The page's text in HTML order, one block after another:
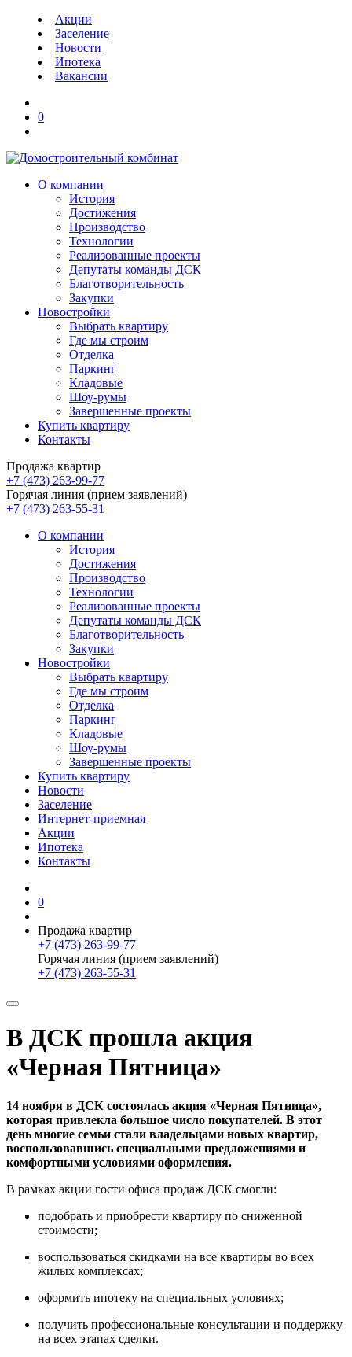
Акции
Заселение
Новости
Ипотека
Вакансии
0
О компании
История
Достижения
Производство
Технологии
Реализованные проекты
Депутаты команды ДСК
Благотворительность
Закупки
Новостройки
Выбрать квартиру
Где мы строим
Отделка
Паркинг
Кладовые
Шоу-румы
Завершенные проекты
Купить квартиру
Контакты
Продажа квартир
+7 (473) 263-99-77
Горячая линия (прием заявлений)
+7 (473) 263-55-31
О компании
История
Достижения
Производство
Технологии
Реализованные проекты
Депутаты команды ДСК
Благотворительность
Закупки
Новостройки
Выбрать квартиру
Где мы строим
Отделка
Паркинг
Кладовые
Шоу-румы
Завершенные проекты
Купить квартиру
Новости
Заселение
Интернет-приемная
Акции
Ипотека
Контакты
0
Продажа квартир
+7 (473) 263-99-77
Горячая линия (прием заявлений)
+7 (473) 263-55-31
В ДСК прошла акция
«Черная Пятница»
14 ноября в ДСК состоялась акция «Черная Пятница»,
которая привлекла большое число покупателей. В этот
день многие семьи стали владельцами новых квартир,
воспользовавшись специальными предложениями и
комфортными условиями оформления.
В рамках акции гости офиса продаж ДСК смогли:
подобрать и приобрести квартиру по сниженной
стоимости;
воспользоваться скидками на все квартиры во всех
жилых комплексах;
оформить ипотеку на специальных условиях;
получить профессиональные консультации и поддержку
на всех этапах сделки.